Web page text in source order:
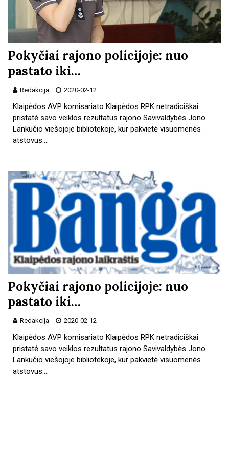
Pokyčiai rajono policijoje: nuo
pastato iki…
Redakcija 2020-02-12
Klaipėdos AVP komisariato Klaipėdos RPK netradiciškai
pristatė savo veiklos rezultatus rajono Savivaldybės Jono
Lankučio viešojoje bibliotekoje, kur pakvietė visuomenės
atstovus.…
Pokyčiai rajono policijoje: nuo
pastato iki…
Redakcija 2020-02-12
Klaipėdos AVP komisariato Klaipėdos RPK netradiciškai
pristatė savo veiklos rezultatus rajono Savivaldybės Jono
Lankučio viešojoje bibliotekoje, kur pakvietė visuomenės
atstovus.…